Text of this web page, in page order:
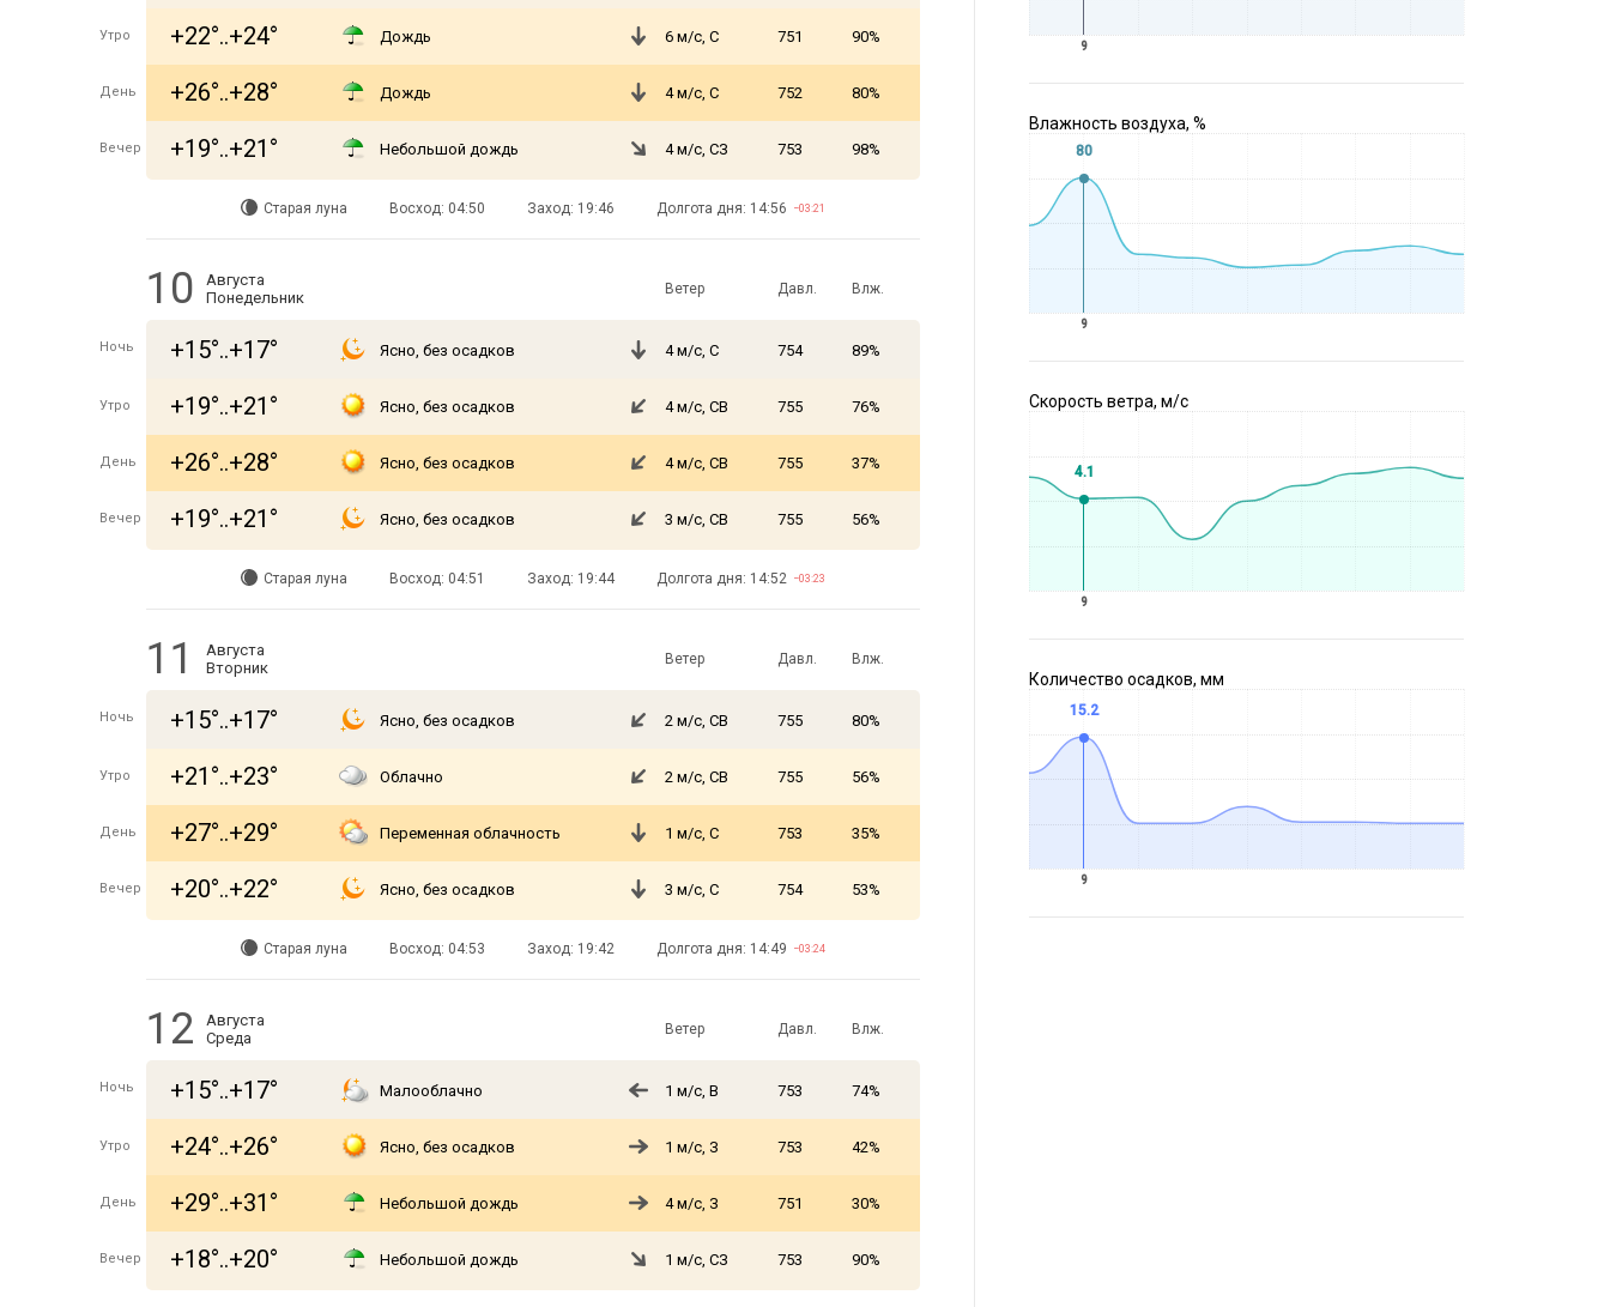
Утро +22°..+24° Дождь 6 м/с, С 751 90%
День +26°..+28° Дождь 4 м/с, С 752 80%
Вечер +19°..+21° Небольшой дождь 4 м/с, СЗ 753 98%
Старая луна Восход: 04:50 Заход: 19:46 Долгота дня: 14:56 −03:21
10
Августа
Понедельник
Ветер Давл. Влж.
Ночь +15°..+17° Ясно, без осадков 4 м/с, С 754 89%
Утро +19°..+21° Ясно, без осадков 4 м/с, СВ 755 76%
День +26°..+28° Ясно, без осадков 4 м/с, СВ 755 37%
Вечер +19°..+21° Ясно, без осадков 3 м/с, СВ 755 56%
Старая луна Восход: 04:51 Заход: 19:44 Долгота дня: 14:52 −03:23
11
Августа
Вторник
Ветер Давл. Влж.
Ночь +15°..+17° Ясно, без осадков 2 м/с, СВ 755 80%
Утро +21°..+23° Облачно 2 м/с, СВ 755 56%
День +27°..+29° Переменная облачность 1 м/с, С 753 35%
Вечер +20°..+22° Ясно, без осадков 3 м/с, С 754 53%
Старая луна Восход: 04:53 Заход: 19:42 Долгота дня: 14:49 −03:24
12
Августа
Среда
Ветер Давл. Влж.
Ночь +15°..+17° Малооблачно 1 м/с, В 753 74%
Утро +24°..+26° Ясно, без осадков 1 м/с, З 753 42%
День +29°..+31° Небольшой дождь 4 м/с, З 751 30%
Вечер +18°..+20° Небольшой дождь 1 м/с, СЗ 753 90%
9
Влажность воздуха, %
80
9
Скорость ветра, м/с
4.1
9
Количество осадков, мм
15.2
9